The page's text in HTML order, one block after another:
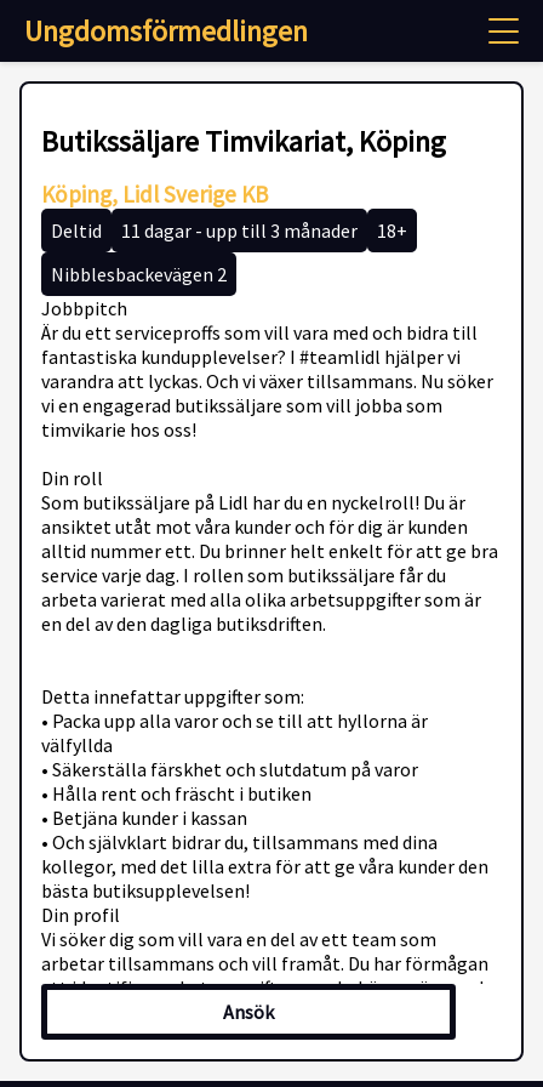
Ungdomsförmedlingen
Butikssäljare Timvikariat, Köping
Köping, Lidl Sverige KB
Deltid 11 dagar - upp till 3 månader
18+
Nibblesbackevägen 2
Jobbpitch
Är du ett serviceproffs som vill vara med och bidra till
fantastiska kundupplevelser? I #teamlidl hjälper vi
varandra att lyckas. Och vi växer tillsammans. Nu söker
vi en engagerad butikssäljare som vill jobba som
timvikarie hos oss!
Din roll
Som butikssäljare på Lidl har du en nyckelroll! Du är
ansiktet utåt mot våra kunder och för dig är kunden
alltid nummer ett. Du brinner helt enkelt för att ge bra
service varje dag. I rollen som butikssäljare får du
arbeta varierat med alla olika arbetsuppgifter som är
en del av den dagliga butiksdriften.
Detta innefattar uppgifter som:
• Packa upp alla varor och se till att hyllorna är
välfyllda
• Säkerställa färskhet och slutdatum på varor
• Hålla rent och fräscht i butiken
• Betjäna kunder i kassan
• Och självklart bidrar du, tillsammans med dina
kollegor, med det lilla extra för att ge våra kunder den
bästa butiksupplevelsen!
Din profil
Vi söker dig som vill vara en del av ett team som
arbetar tillsammans och vill framåt. Du har förmågan
att identifiera arbetsuppgifter som behöver göras och
du drivs av att arbeta resultatorienterat och bidra till
butikens framgång.
• Vi ser det som positivt om du har erfarenhet av att
Ansök